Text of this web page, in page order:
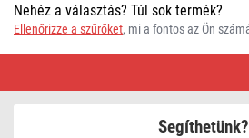
Nehéz a választás? Túl sok termék?
Ellenőrizze a szűrőket, mi a fontos az Ön
Segíthetünk?